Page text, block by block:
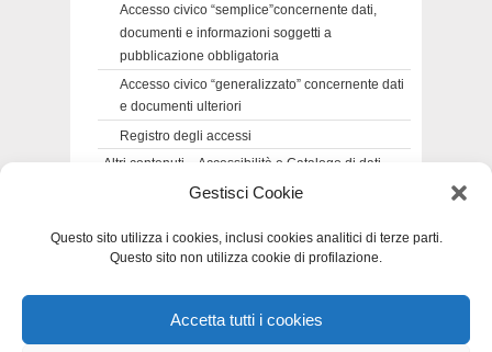
Gestisci Cookie
Questo sito utilizza i cookies, inclusi cookies analitici di terze parti.
Questo sito non utilizza cookie di profilazione.
Accetta tutti i cookies
Accesso civico “semplice”concernente dati,
documenti e informazioni soggetti a
pubblicazione obbligatoria
Accesso civico “generalizzato” concernente dati
e documenti ulteriori
Registro degli accessi
Altri contenuti – Accessibilità e Catalogo di dati,
metadati e banche dati